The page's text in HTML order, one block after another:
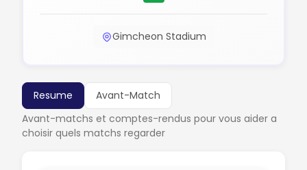
Gimcheon Stadium
Resume
Avant-Match
Avant-matchs et comptes-rendus pour vous aider a
choisir quels matchs regarder